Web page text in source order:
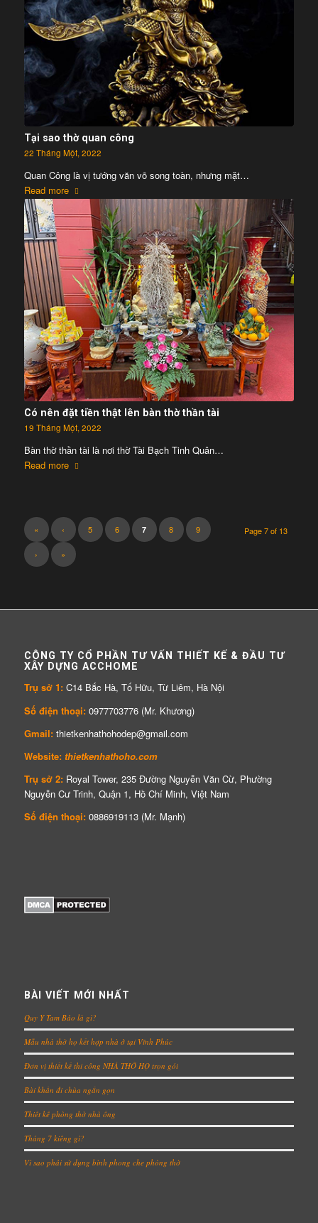
Tại sao thờ quan công
22 Tháng Một, 2022
Quan Công là vị tướng văn võ song toàn, nhưng mặt…
Read more
Có nên đặt tiền thật lên bàn thờ thần tài
19 Tháng Một, 2022
Bàn thờ thần tài là nơi thờ Tài Bạch Tinh Quân…
Read more
Page 7 of 13
« ‹ 5 6 7 8 9
› »
CÔNG TY CỔ PHẦN TƯ VẤN THIẾT KẾ & ĐẦU TƯ
XÂY DỰNG ACCHOME
Trụ sở 1:C14 Bắc Hà, Tố Hữu, Từ Liêm, Hà Nội
Số điện thoại:0977703776 (Mr. Khương)
Gmail:thietkenhathohodep@gmail.com
Website:thietkenhathoho.com
Trụ sở 2:Royal Tower, 235 Đường Nguyễn Văn Cừ, Phường
Nguyễn Cư Trinh, Quận 1, Hồ Chí Minh, Việt Nam
Số điện thoại:0886919113 (Mr. Mạnh)
BÀI VIẾT MỚI NHẤT
Quy Y Tam Bảo là gì?
Mẫu nhà thờ họ kết hợp nhà ở tại Vĩnh Phúc
Đơn vị thiết kế thi công NHÀ THỜ HỌ trọn gói
Bài khấn đi chùa ngắn gọn
Thiết kế phòng thờ nhà ống
Tháng 7 kiêng gì?
Vì sao phải sử dụng bình phong che phòng thờ